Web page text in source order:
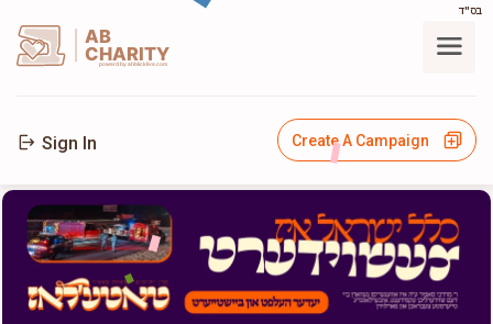
בס"ד
AB
CHARITY
powerd by ahblicklive.com
Sign In Create A Campaign